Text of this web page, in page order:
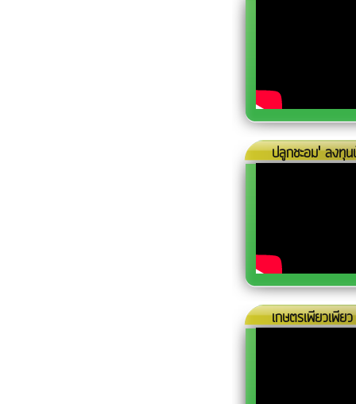
ปลูกชะอม​' ลงทุ
เกษตรเพียวเพี